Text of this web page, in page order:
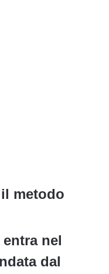
il metodo
entra nel
dal